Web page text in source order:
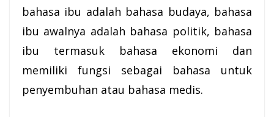
bahasa ibu adalah bahasa budaya, bahasa
ibu awalnya adalah bahasa politik, bahasa
ibu termasuk bahasa ekonomi dan
memiliki fungsi sebagai bahasa untuk
penyembuhan atau bahasa medis.